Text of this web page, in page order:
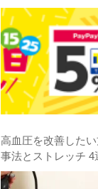
トアのコジマの
高血圧を改善した
事法とストレッチ 4